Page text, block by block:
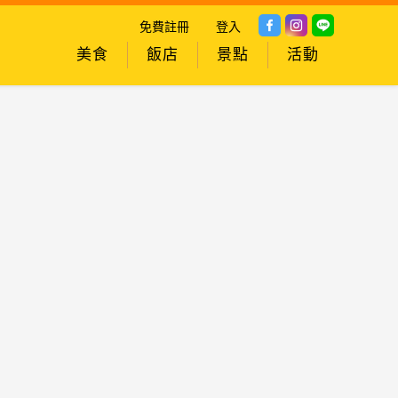
免費註冊 登入
美食 飯店 景點 活動